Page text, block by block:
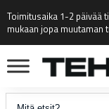
Toimitusaika 1-2 päivää
mukaan jopa muutaman